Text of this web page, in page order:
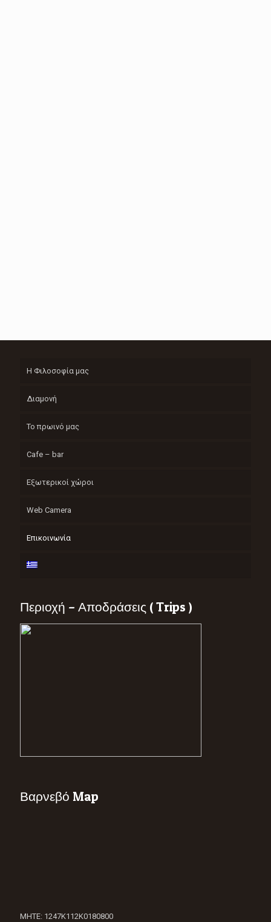
Η Φιλοσοφία μας
Διαμονή
Το πρωινό μας
Cafe – bar
Εξωτερικοί χώροι
Web Camera
Επικοινωνία
Περιοχή – Αποδράσεις ( Trips )
Βαρνεβό Map
ΜΗΤΕ: 1247Κ112Κ0180800